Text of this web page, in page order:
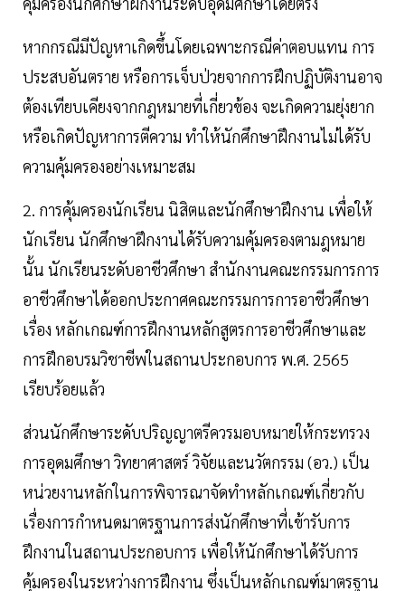
หากกรณีมีปัญหาเกิดขึ้นโดยเฉพาะกรณีค่าตอบแทน การ
ประสบอันตราย หรือการเจ็บป่วยจากการฝึกปฏิบัติงานอาจ
ต้องเทียบเคียงจากกฎหมายที่เกี่ยวข้อง จะเกิดความยุ่งยาก
หรือเกิดปัญหาการตีความ ทำให้นักศึกษาฝึกงานไม่ได้รับ
ความคุ้มครองอย่างเหมาะสม
2. การคุ้มครองนักเรียน นิสิตและนักศึกษาฝึกงาน เพื่อให้
นักเรียน นักศึกษาฝึกงานได้รับความคุ้มครองตามฎหมาย
นั้น นักเรียนระดับอาชีวศึกษา สำนักงานคณะกรรมการการ
อาชีวศึกษาได้ออกประกาศคณะกรรมการการอาชีวศึกษา
เรื่อง หลักเกณฑ์การฝึกงานหลักสูตรการอาชีวศึกษาและ
การฝึกอบรมวิชาชีพในสถานประกอบการ พ.ศ. 2565
เรียบร้อยแล้ว
ส่วนนักศึกษาระดับปริญญาตรีควรมอบหมายให้กระทรวง
การอุดมศึกษา วิทยาศาสตร์ วิจัยและนวัตกรรม (อว.) เป็น
หน่วยงานหลักในการพิจารณาจัดทำหลักเกณฑ์เกี่ยวกับ
เรื่องการกำหนดมาตรฐานการส่งนักศึกษาที่เข้ารับการ
ฝึกงานในสถานประกอบการ เพื่อให้นักศึกษาได้รับการ
คุ้มครองในระหว่างการฝึกงาน ซึ่งเป็นหลักเกณฑ์มาตรฐาน